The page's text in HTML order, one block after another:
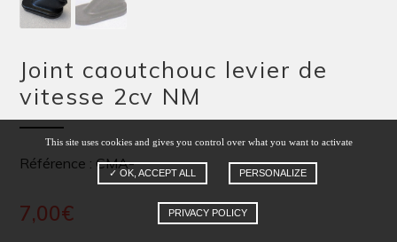
Joint caoutchouc levier de
vitesse 2cv NM
Référence : CMA-
7,00€
This site uses cookies and gives you control over what you want to activate
✓ OK, ACCEPT ALL PERSONALIZE
PRIVACY POLICY